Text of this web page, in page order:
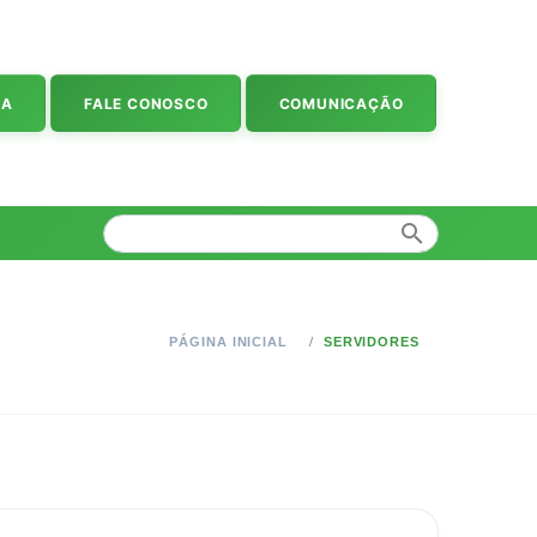
FALE CONOSCO COMUNICAÇÃO
search
PÁGINA INICIAL SERVIDORES